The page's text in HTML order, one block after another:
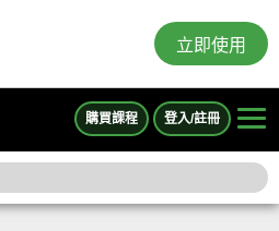
立即使用
購買課程 登入/註冊